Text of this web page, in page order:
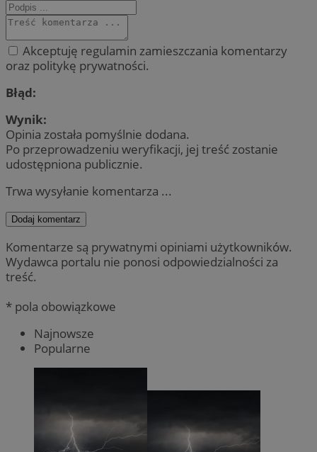
Akceptuję regulamin zamieszczania komentarzy
oraz politykę prywatności.
Błąd:
Wynik:
Opinia została pomyślnie dodana.
Po przeprowadzeniu weryfikacji, jej treść zostanie
udostępniona publicznie.
Trwa wysyłanie komentarza ...
Dodaj komentarz
Komentarze są prywatnymi opiniami użytkowników.
Wydawca portalu nie ponosi odpowiedzialności za
treść.
* pola obowiązkowe
Najnowsze
Popularne